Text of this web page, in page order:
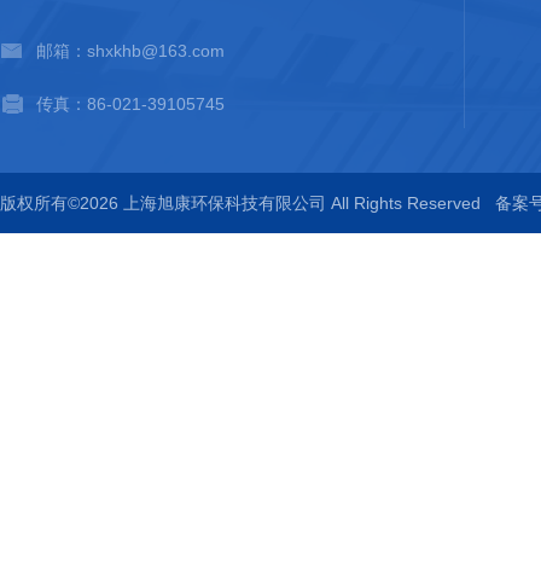
邮箱：shxkhb@163.com
传真：86-021-39105745
版权所有©2026 上海旭康环保科技有限公司 All Rights Reserved 备案